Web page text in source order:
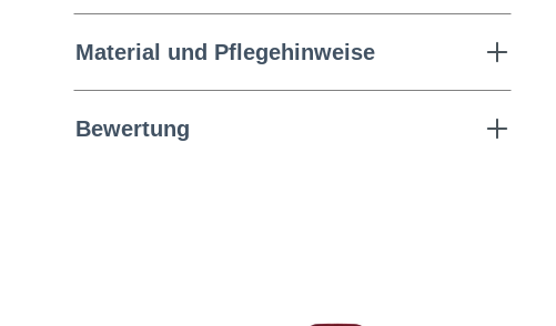
Material und Pflegehinweise
Bewertung